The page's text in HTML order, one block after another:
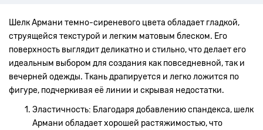
Шелк Армани темно-сиреневого цвета обладает гладкой,
струящейся текстурой и легким матовым блеском. Его
поверхность выглядит деликатно и стильно, что делает его
идеальным выбором для создания как повседневной, так и
вечерней одежды. Ткань драпируется и легко ложится по
фигуре, подчеркивая её линии и скрывая недостатки.
Эластичность: Благодаря добавлению спандекса, шелк
Армани обладает хорошей растяжимостью, что